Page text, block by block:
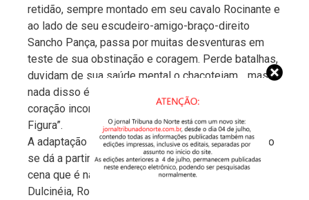
retidão, sempre montado em seu cavalo Rocinante e
ao lado de seu escudeiro-amigo-braço-direito
Sancho Pança, passa por muitas desventuras em
teste de sua obstinação e coragem. Perde batalhas,
duvidam de sua saúde mental o chacoteiam… mas
nada disso é páreo para a mente inquieta e o
coração incomensurável do “Cavaleiro da Triste
Figura”.
A adaptação do romance de Cervantes para o palco
se dá a partir da performance de um único ator em
cena que é narrador, Dom Quixote, Sancho Pança,
Dulcinéia, Rocinante e todo o mais que compõe o